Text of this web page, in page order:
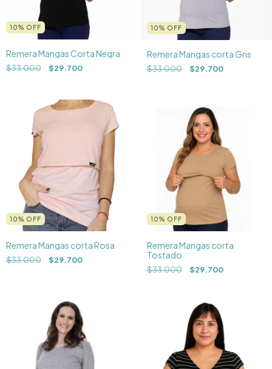
10% OFF
Remera Mangas Corta Negra
$33.000 $29.700
10% OFF
Remera Mangas corta Gris
$33.000 $29.700
10% OFF
Remera Mangas corta Rosa
$33.000 $29.700
10% OFF
Remera Mangas corta
Tostado
$33.000 $29.700